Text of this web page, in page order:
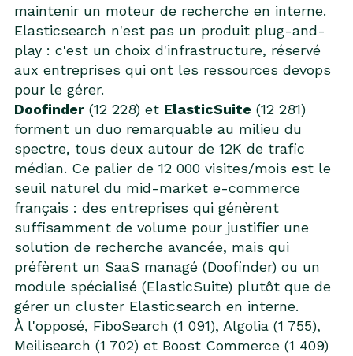
maintenir un moteur de recherche en interne.
Elasticsearch n'est pas un produit plug-and-
play : c'est un choix d'infrastructure, réservé
aux entreprises qui ont les ressources devops
pour le gérer.
Doofinder (12 228) et ElasticSuite (12 281)
forment un duo remarquable au milieu du
spectre, tous deux autour de 12K de trafic
médian. Ce palier de 12 000 visites/mois est le
seuil naturel du mid-market e-commerce
français : des entreprises qui génèrent
suffisamment de volume pour justifier une
solution de recherche avancée, mais qui
préfèrent un SaaS managé (Doofinder) ou un
module spécialisé (ElasticSuite) plutôt que de
gérer un cluster Elasticsearch en interne.
À l'opposé, FiboSearch (1 091), Algolia (1 755),
Meilisearch (1 702) et Boost Commerce (1 409)